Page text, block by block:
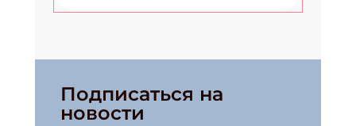
Подписаться на
новости